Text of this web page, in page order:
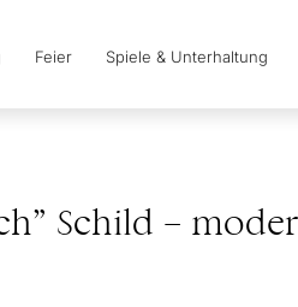
Feier Spiele & Unterhaltung
Schild –